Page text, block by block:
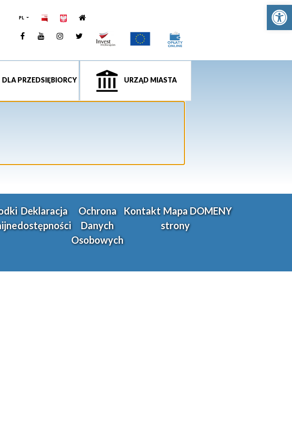
PL
FacebookYouTUbeInstagramTwitter
DLA PRZEDSIĘBIORCY URZĄD MIASTA
Deklaracja
dostępności
Ochrona
Danych
Osobowych
Kontakt Mapa
strony
DOMENY